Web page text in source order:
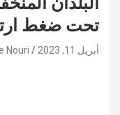
تحت ضغط
أبريل 11, 2023 Nouri